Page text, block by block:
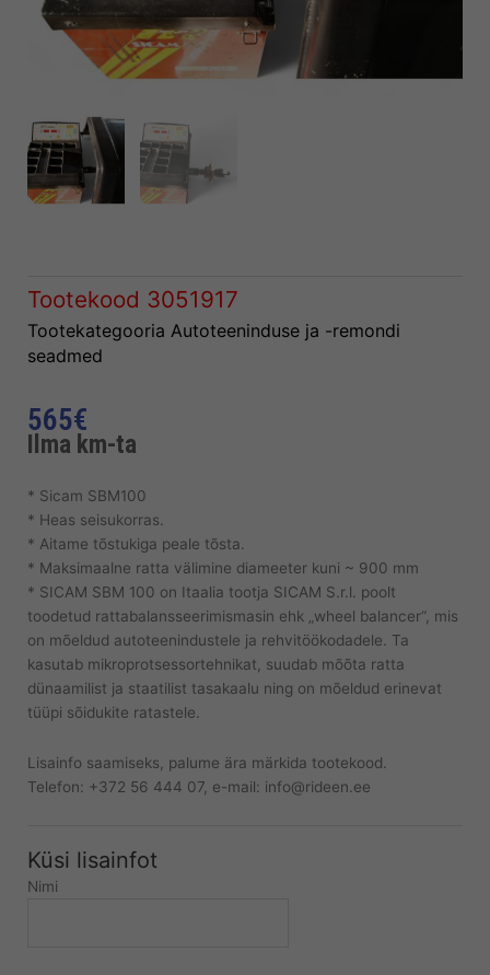
Tootekood 3051917
Tootekategooria Autoteeninduse ja -remondi
seadmed
565€
Ilma km-ta
* Sicam SBM100
* Heas seisukorras.
* Aitame tõstukiga peale tõsta.
* Maksimaalne ratta välimine diameeter kuni ~ 900 mm
* SICAM SBM 100 on Itaalia tootja SICAM S.r.l. poolt
toodetud rattabalansseerimismasin ehk „wheel balancer“, mis
on mõeldud autoteenindustele ja rehvitöökodadele. Ta
kasutab mikroprotsessortehnikat, suudab mõõta ratta
dünaamilist ja staatilist tasakaalu ning on mõeldud erinevat
tüüpi sõidukite ratastele.
Lisainfo saamiseks, palume ära märkida tootekood.
Telefon: +372 56 444 07, e-mail: info@rideen.ee
Küsi lisainfot
Nimi